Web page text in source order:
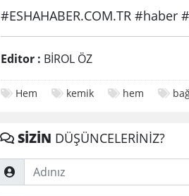
#ESHAHABER.COM.TR
Editor : BİROL ÖZ
Hem kemik hem
SİZİN DÜŞÜNCELERİNİZ?
Adınız